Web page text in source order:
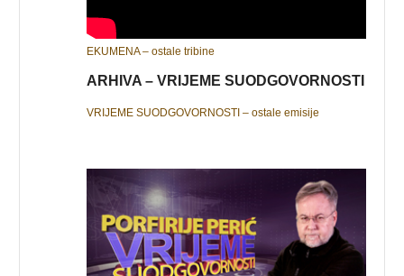
EKUMENA – ostale tribine
ARHIVA – VRIJEME SUODGOVORNOSTI
VRIJEME SUODGOVORNOSTI – ostale emisije